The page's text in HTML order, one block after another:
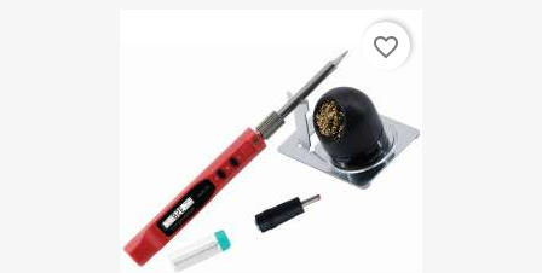
favorite_border